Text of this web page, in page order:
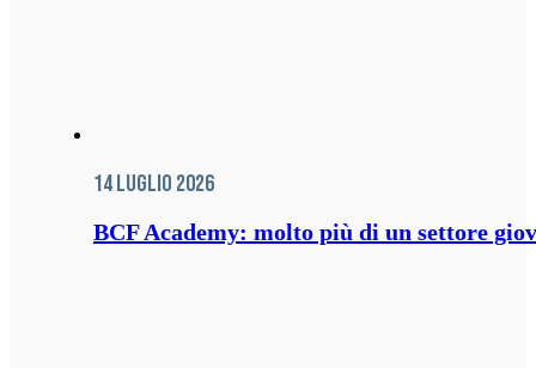
14 Luglio 2026
BCF Academy: molto più di un settore